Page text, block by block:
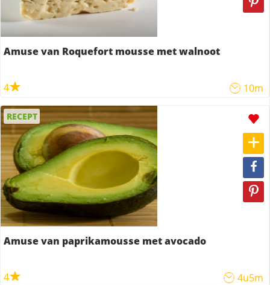
Amuse van Roquefort mousse met walnoot
4 10m
RECEPT
Amuse van paprikamousse met avocado
4 4u5m